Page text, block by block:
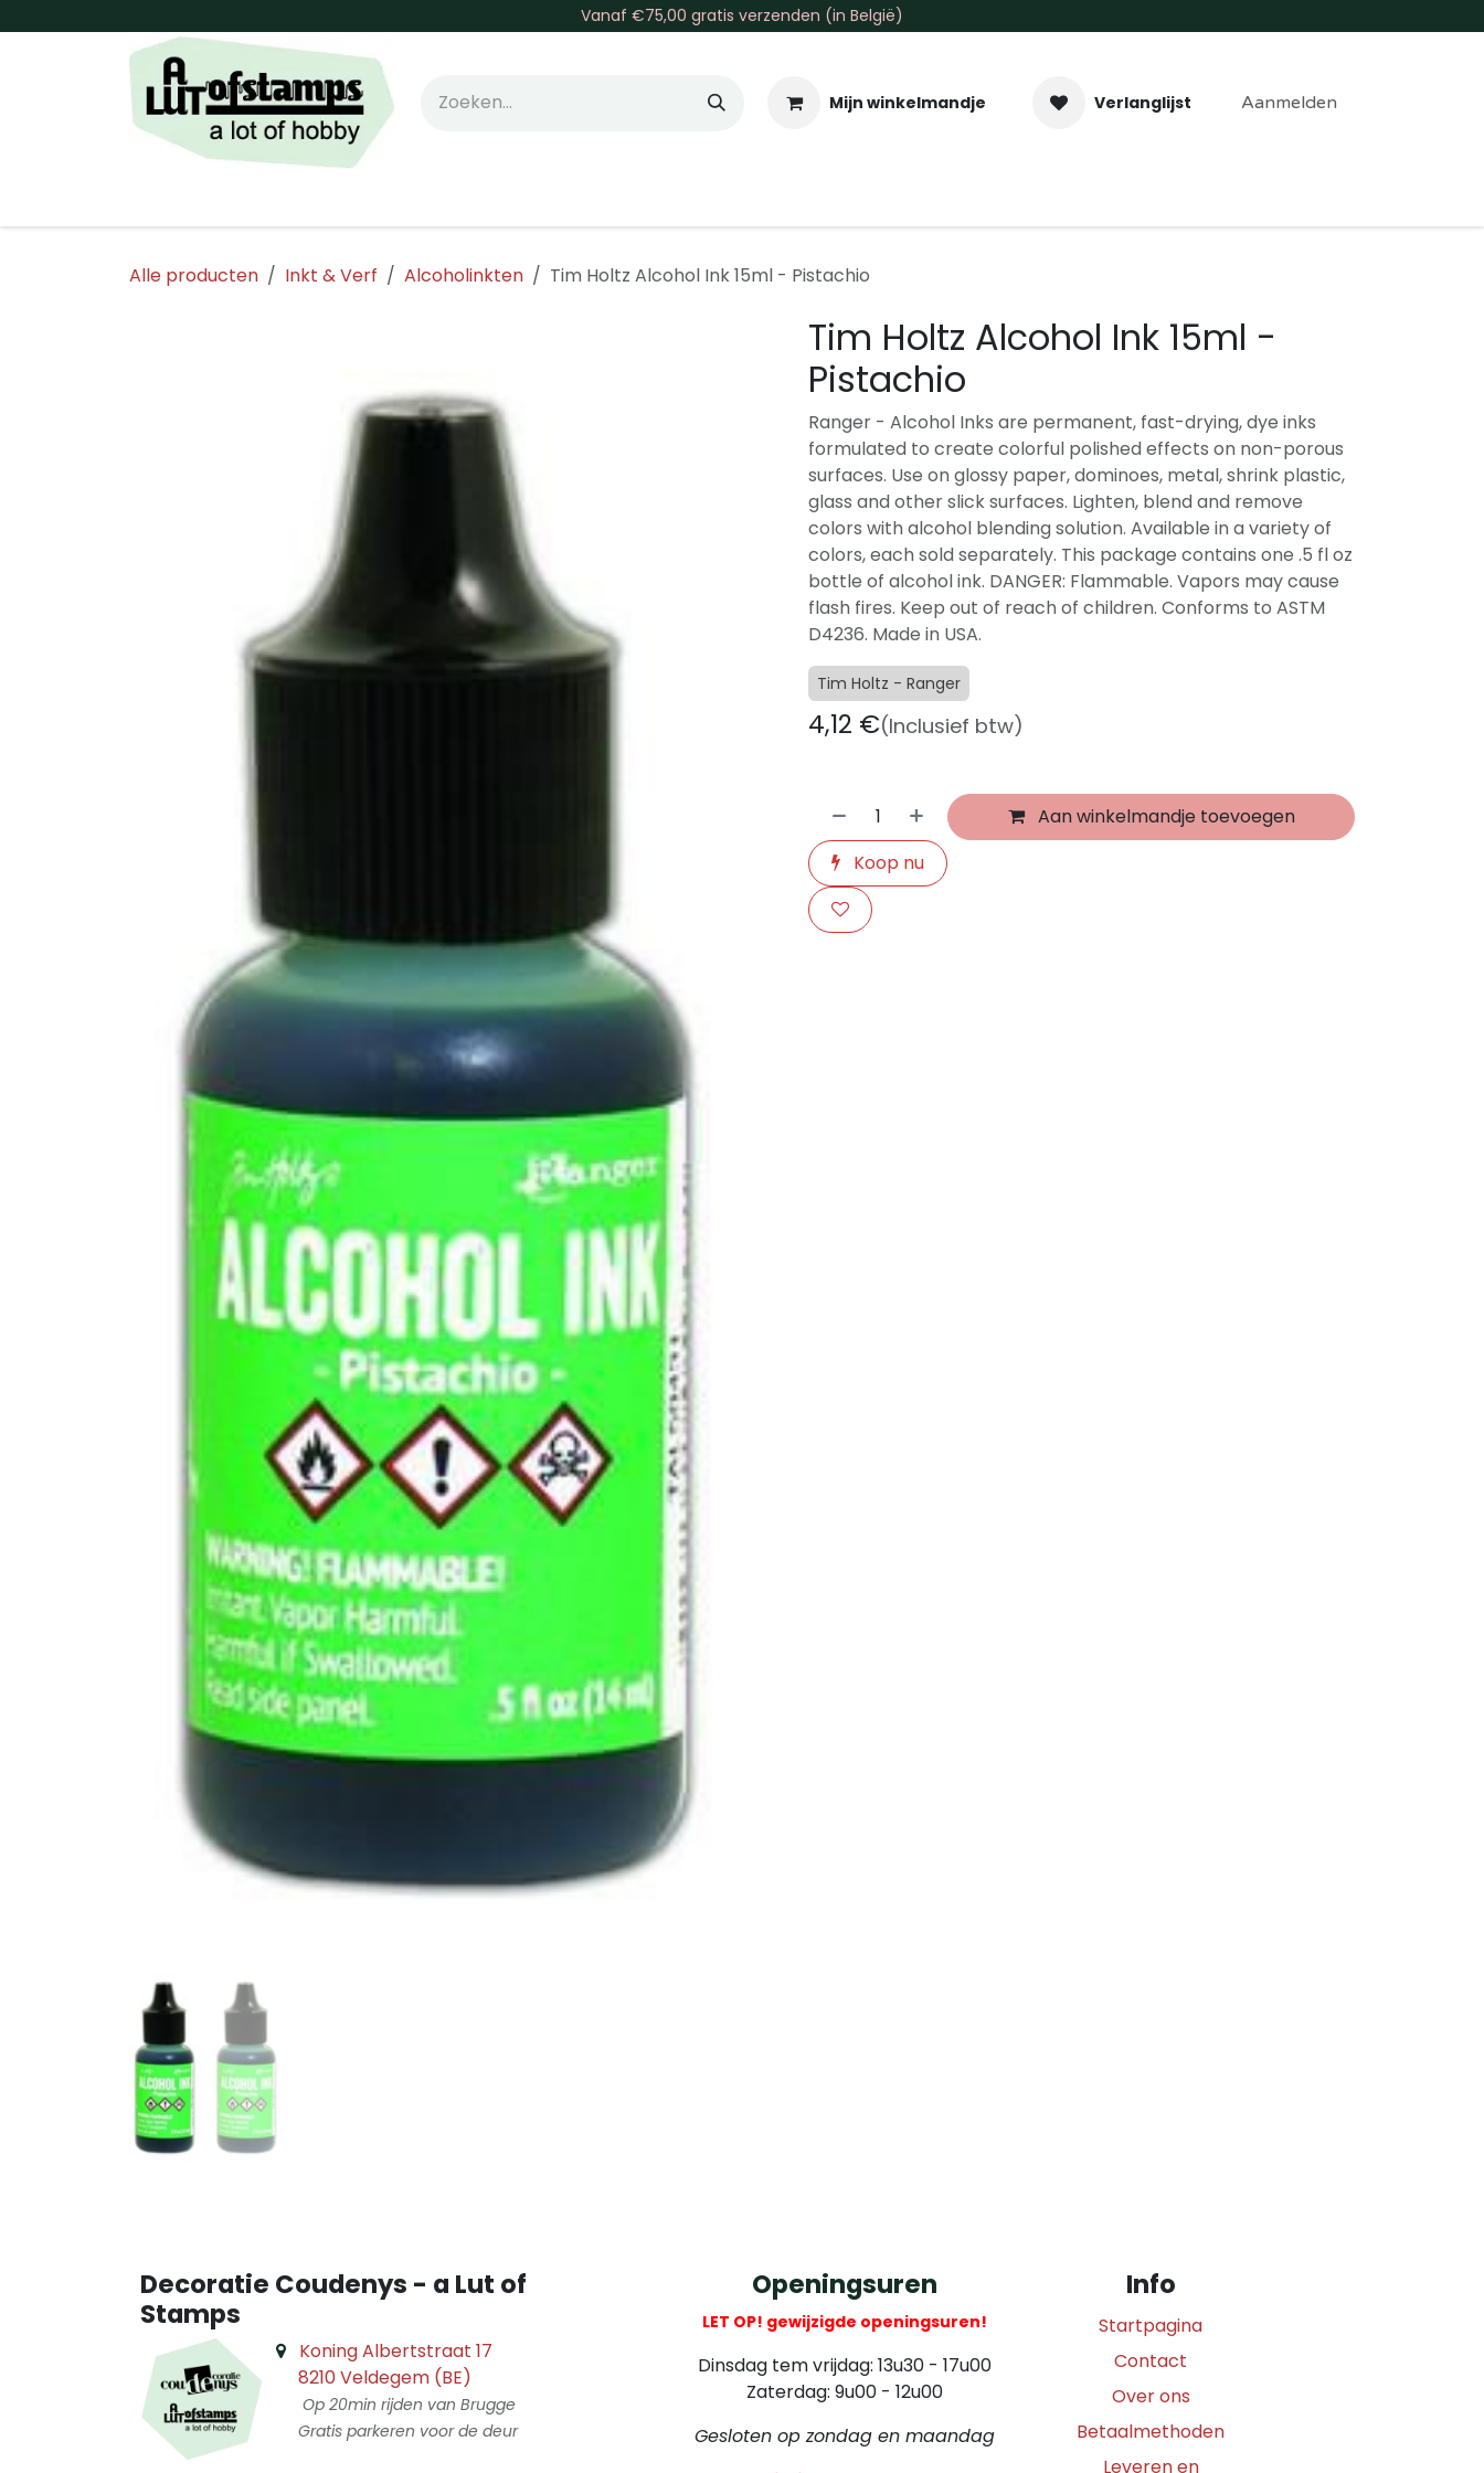
Vanaf €75,00 gratis verzenden (in België)
Mijn winkelmandje Verlanglijst Aanmelden
Alle producten Inkt & Verf Alcoholinkten Tim Holtz Alcohol Ink 15ml - Pistachio
Tim Holtz Alcohol Ink 15ml -
Pistachio
Ranger - Alcohol Inks are permanent, fast-drying, dye inks
formulated to create colorful polished effects on non-porous
surfaces. Use on glossy paper, dominoes, metal, shrink plastic,
glass and other slick surfaces. Lighten, blend and remove
colors with alcohol blending solution. Available in a variety of
colors, each sold separately. This package contains one .5 fl oz
bottle of alcohol ink. DANGER: Flammable. Vapors may cause
flash fires. Keep out of reach of children. Conforms to ASTM
D4236. Made in USA.
Tim Holtz - Ranger
4,12 €(Inclusief btw)
Aan winkelmandje toevoegen
Koop nu
Decoratie Coudenys - a Lut of
Stamps
Koning Albertstraat 17
8210 Veldegem (BE)
Op 20min rijden van Brugge
Gratis parkeren voor de deur
Openingsuren
LET OP! gewijzigde openingsuren!
Dinsdag tem vrijdag: 13u30 - 17u00
Zaterdag: 9u00 - 12u00
Gesloten op zondag en maandag
Info
Startpagina
Contact
Over ons
Betaalmethoden
Leveren en